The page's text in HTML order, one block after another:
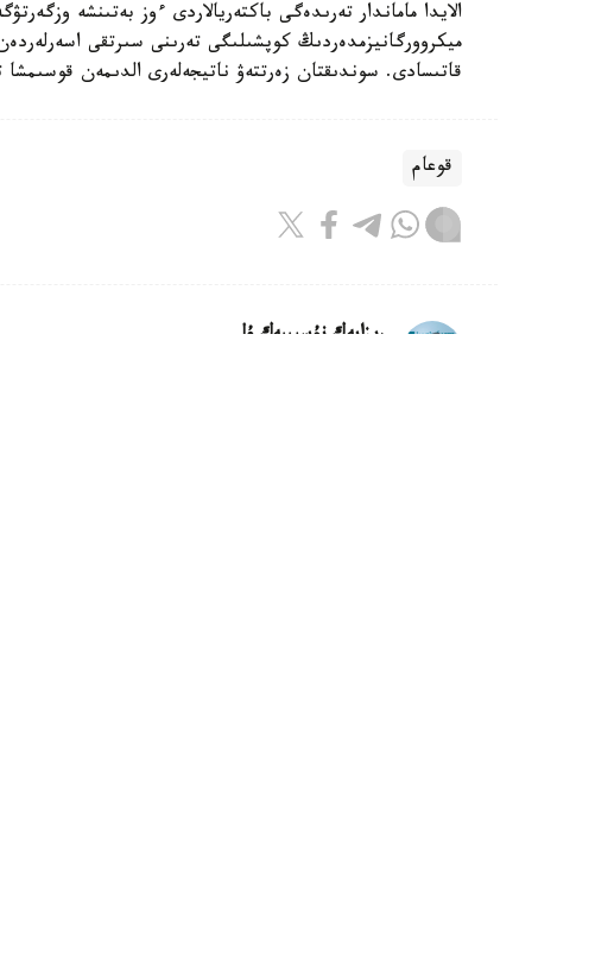
الايدا ماماندار تەرىدەگى باكتەريالاردى ءوز بەتىنشە
ميكروورگانيزمدەردىڭ كوپشىلىگى تەرىنى سىرتقى
قاتىسادى. سوندىقتان زەرتتەۋ ناتيجەلەرى الدىمەن قوسىمشا
قوعام
ريزابەك نۇسىپبەك ۇلى